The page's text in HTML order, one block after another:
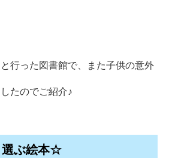
行った図書館で、また子供の意外
たのでご紹介♪
選ぶ絵本☆